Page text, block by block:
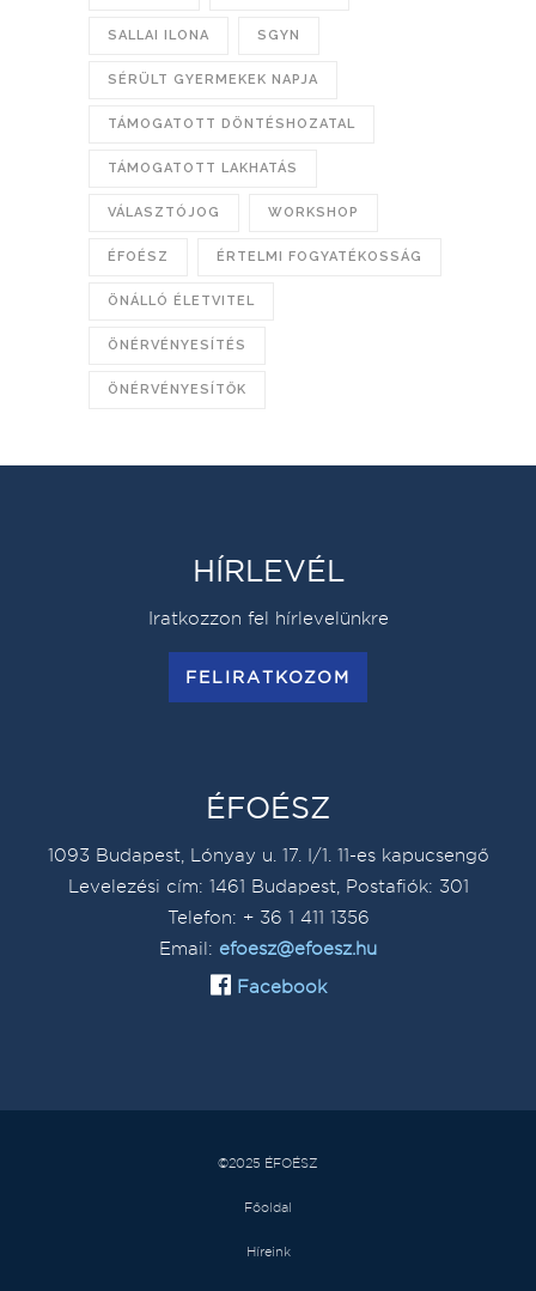
SALLAI ILONA SGYN
SÉRÜLT GYERMEKEK NAPJA
TÁMOGATOTT DÖNTÉSHOZATAL
TÁMOGATOTT LAKHATÁS
VÁLASZTÓJOG WORKSHOP
ÉFOÉSZ ÉRTELMI FOGYATÉKOSSÁG
ÖNÁLLÓ ÉLETVITEL
ÖNÉRVÉNYESÍTÉS
ÖNÉRVÉNYESÍTŐK
HÍRLEVÉL
Iratkozzon fel hírlevelünkre
FELIRATKOZOM
ÉFOÉSZ
1093 Budapest, Lónyay u. 17. I/1. 11-es kapucsengő
Levelezési cím: 1461 Budapest, Postafiók: 301
Telefon: + 36 1 411 1356
Email: efoesz@efoesz.hu
Facebook
©2025 ÉFOÉSZ
Főoldal
Híreink